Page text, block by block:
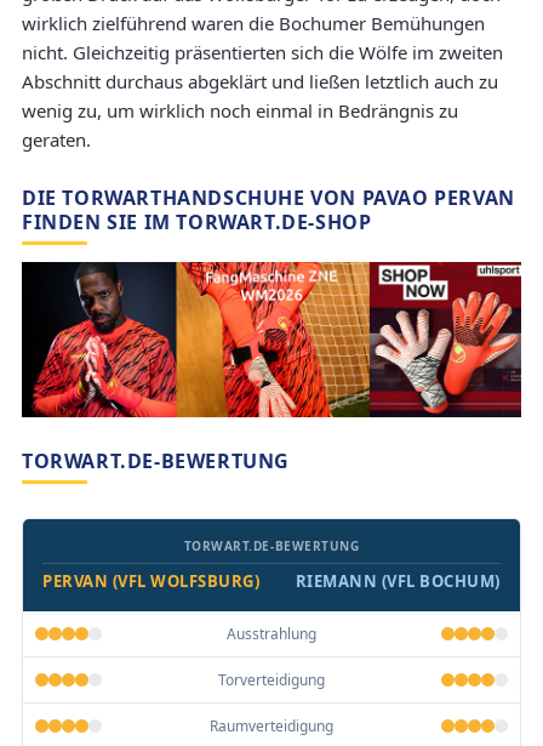
wirklich zielführend waren die Bochumer Bemühungen
nicht. Gleichzeitig präsentierten sich die Wölfe im zweiten
Abschnitt durchaus abgeklärt und ließen letztlich auch zu
wenig zu, um wirklich noch einmal in Bedrängnis zu
geraten.
DIE TORWARTHANDSCHUHE VON PAVAO PERVAN
FINDEN SIE IM TORWART.DE-SHOP
TORWART.DE-BEWERTUNG
PERVAN (VFL WOLFSBURG)
TORWART.DE-BEWERTUNG
RIEMANN (VFL BOCHUM)
Ausstrahlung
Torverteidigung
Raumverteidigung